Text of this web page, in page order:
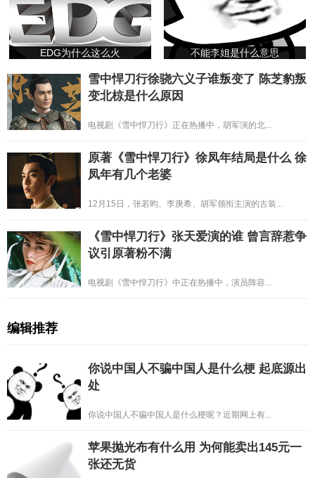
EDG为什么这么火 不能李姐是什么意思
雪中悍刀行徐骁六义子谁叛变了 陈芝豹叛
变北椋是什么原因
电视剧《雪中悍刀行》正在热播中，胡军演的北...
原著《雪中悍刀行》徐凤年结局是什么 徐
凤年有几个老婆
12月15日，张若昀、李庚希、胡军领衔主演的古装...
《雪中悍刀行》张天爱演的谁 曾言辞惹争
议引原著粉不满
电视剧《雪中悍刀行》中正在热播中，演员阵容...
编辑推荐
你说中国人不骗中国人是什么梗 起底源出
处
你说中国人不骗中国人是什么梗呢？近期网上有...
苹果抛光布有什么用 为何能卖出145元一
张还无货